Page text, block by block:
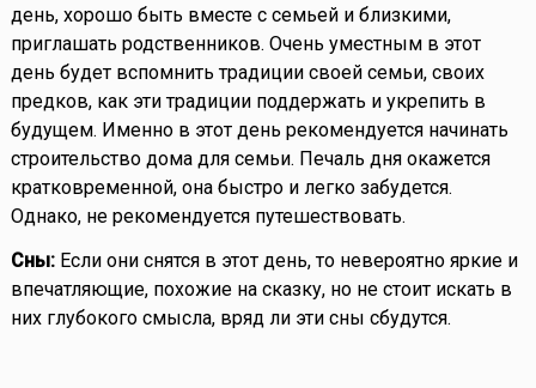
день, хорошо быть вместе с семьей и близкими,
приглашать родственников. Очень уместным в этот
день будет вспомнить традиции своей семьи, своих
предков, как эти традиции поддержать и укрепить в
будущем. Именно в этот день рекомендуется начинать
строительство дома для семьи. Печаль дня окажется
кратковременной, она быстро и легко забудется.
Однако, не рекомендуется путешествовать.
Сны: Если они снятся в этот день, то невероятно яркие и
впечатляющие, похожие на сказку, но не стоит искать в
них глубокого смысла, вряд ли эти сны сбудутся.